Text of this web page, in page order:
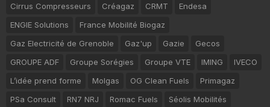
Cirrus Compresseurs
Créagaz CRMT
Endesa
ENGIE Solutions
France Mobilité Biogaz
Gaz Electricité de Grenoble
Gaz'up Gazie
Gecos
GROUPE ADF
Groupe Sorégies Groupe VTE IMING
IVECO
L’idée prend forme
Molgas OG Clean Fuels
Primagaz
PSa Consult
RN7 NRJ Romac Fuels
Séolis Mobilités